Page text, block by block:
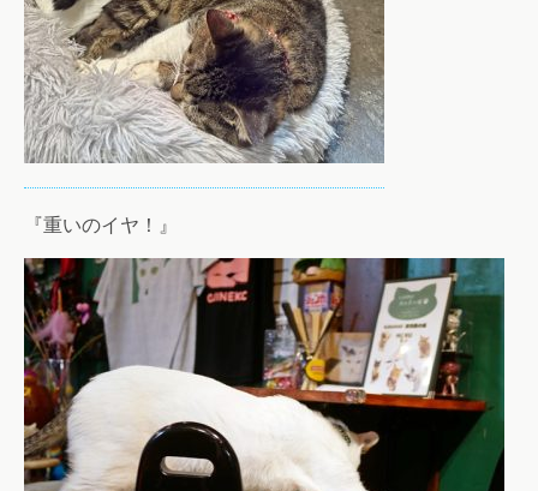
『重いのイヤ！』